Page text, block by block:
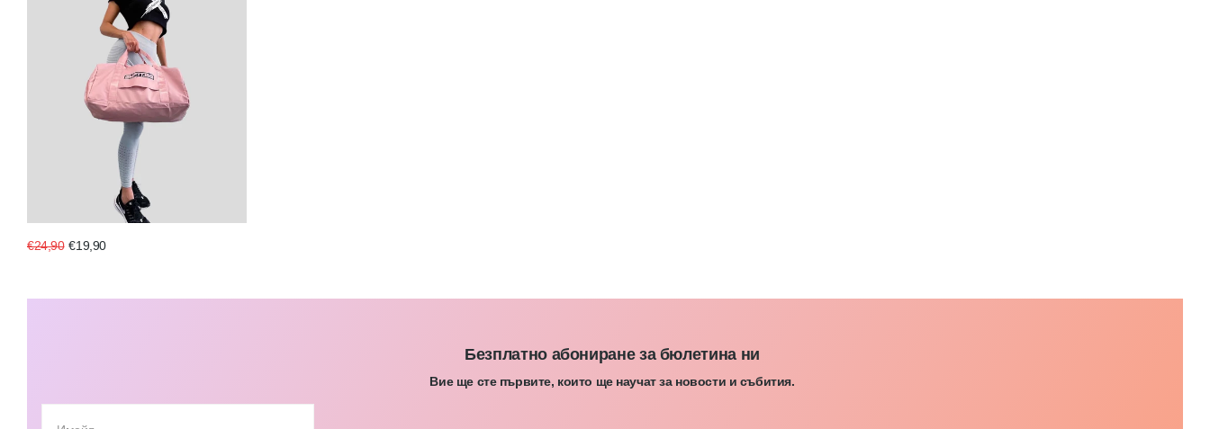
€24,90 €19,90
Безплатно абониране за бюлетина ни
Вие ще сте първите, които ще научат за новости и събития.